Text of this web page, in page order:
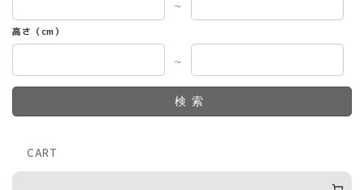
～
高さ（cm）
～
検索
CART